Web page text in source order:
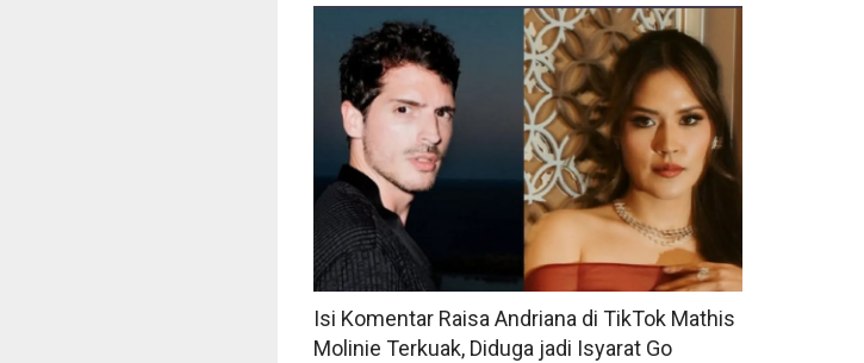
Isi Komentar Raisa Andriana di TikTok Mathis
Molinie Terkuak, Diduga jadi Isyarat Go